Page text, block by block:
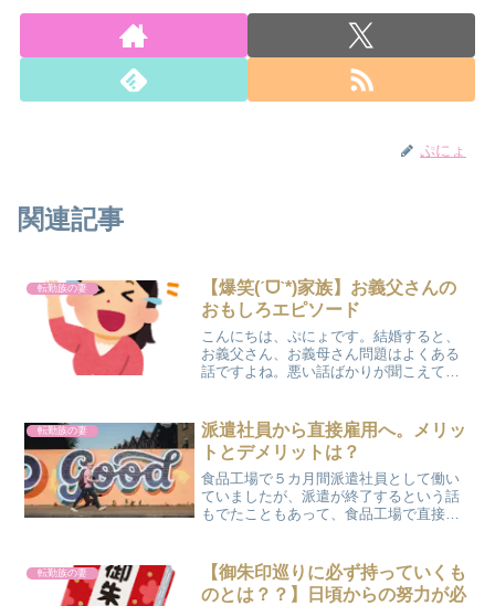
ぷにょ
関連記事
転勤族の妻
【爆笑(ˊᗜˋ*)家族】お義父さんの
おもしろエピソード
こんにちは、ぷにょです。結婚すると、
お義父さん、お義母さん問題はよくある
話ですよね。悪い話ばかりが聞こえてき
す。ということで、今回は《こんなお義
父さんもいるんだよ♬︎お...
転勤族の妻
派遣社員から直接雇用へ。メリッ
トとデメリットは？
食品工場で５カ月間派遣社員として働い
ていましたが、派遣が終了するという話
もでたこともあって、食品工場で直接働
大のメリットは、仕事を打ち切られるこ
とがない安心感いつ打ち切...
転勤族の妻
【御朱印巡りに必ず持っていくも
のとは？？】日頃からの努力が必